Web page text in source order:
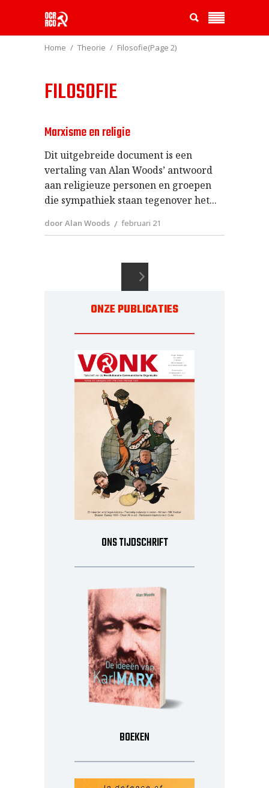
Home Theorie Filosofie(Page 2)
FILOSOFIE
Marxisme en religie
Dit uitgebreide document is een
vertaling van Alan Woods’ antwoord
aan religieuze personen en groepen
die sympathiek staan tegenover het
door Alan Woods februari 21
ONZE PUBLICATIES
ONS TIJDSCHRIFT
BOEKEN